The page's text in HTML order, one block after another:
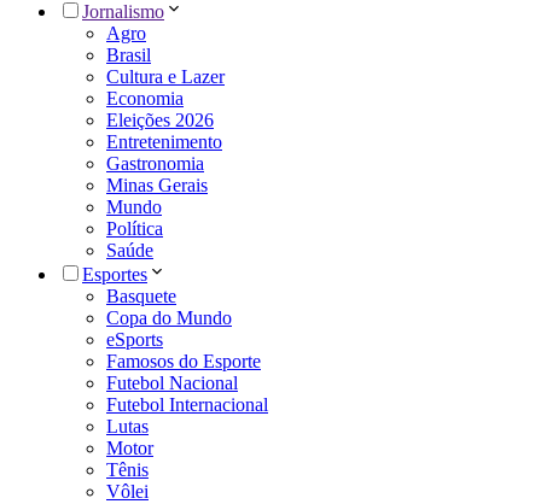
Jornalismo
Agro
Brasil
Cultura e Lazer
Economia
Eleições 2026
Entretenimento
Gastronomia
Minas Gerais
Mundo
Política
Saúde
Esportes
Basquete
Copa do Mundo
eSports
Famosos do Esporte
Futebol Nacional
Futebol Internacional
Lutas
Motor
Tênis
Vôlei